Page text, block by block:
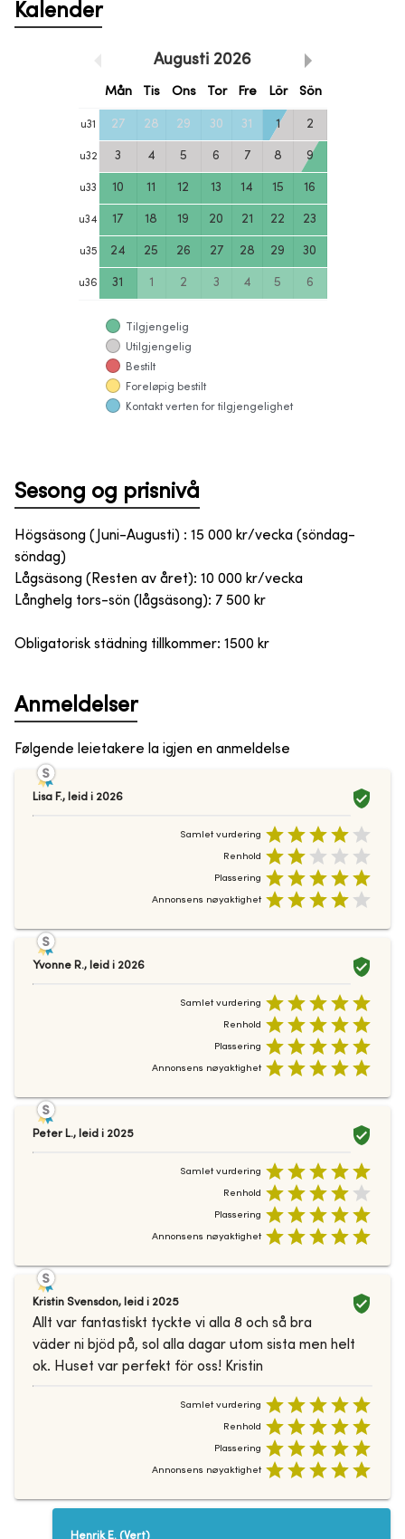
Kalender
Augusti 2026
Mån Tis Ons Tor Fre Lör Sön
u31 27 28 29 30 31 1 2
u32 3 4 5 6 7 8 9
u33 10 11 12 13 14 15 16
u34 17 18 19 20 21 22 23
u35 24 25 26 27 28 29 30
u36 31 1 2 3 4 5 6
Tilgjengelig
Utilgjengelig
Bestilt
Foreløpig bestilt
Kontakt verten for tilgjengelighet
Sesong og prisnivå
Högsäsong (Juni-Augusti) : 15 000 kr/vecka (söndag-
söndag)
Lågsäsong (Resten av året): 10 000 kr/vecka
Långhelg tors-sön (lågsäsong): 7 500 kr
Obligatorisk städning tillkommer: 1500 kr
Anmeldelser
Følgende leietakere la igjen en anmeldelse
Lisa F., leid i 2026
Samlet vurdering
Renhold
Plassering
Annonsens nøyaktighet
Yvonne R., leid i 2026
Samlet vurdering
Renhold
Plassering
Annonsens nøyaktighet
Peter L., leid i 2025
Samlet vurdering
Renhold
Plassering
Annonsens nøyaktighet
Kristin Svensdon, leid i 2025
Allt var fantastiskt tyckte vi alla 8 och så bra
väder ni bjöd på, sol alla dagar utom sista men helt
ok. Huset var perfekt för oss! Kristin
Samlet vurdering
Renhold
Plassering
Annonsens nøyaktighet
Henrik E.(Vert)